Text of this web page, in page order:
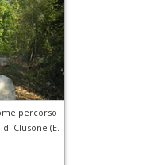
percorso
Clusone (E.